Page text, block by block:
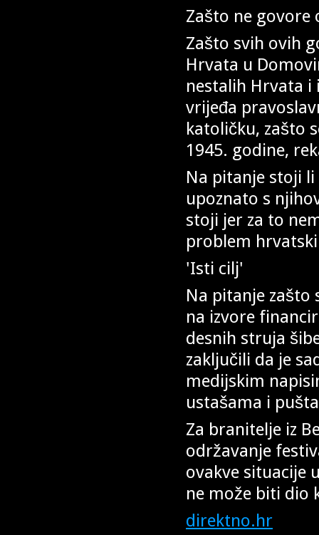
Zašto ne govore
Zašto svih ovih
Hrvata u
nestalih Hrvata i
vrijeđa
katoličku, zašto
1945. godine,
Na pitanje stoji
upoznato s
stoji jer za to
problem
'Isti cilj'
Na pitanje zašto
na izvore
desnih struja
zaključili da je
medijskim
ustašama i
Za branitelje iz
održavanje
ovakve situacije
ne može biti dio
direktno.hr